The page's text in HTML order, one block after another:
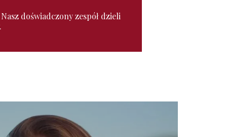
doświadczony zespół dzieli